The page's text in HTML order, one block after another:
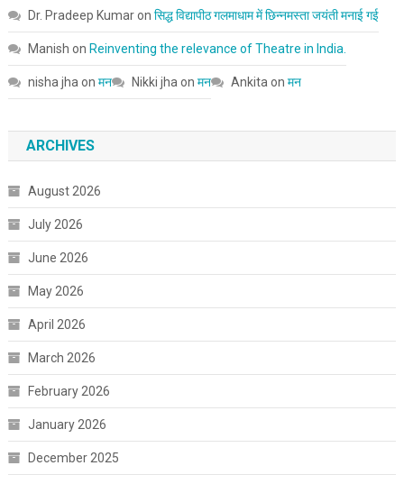
Dr. Pradeep Kumaron सिद्ध विद्यापीठ गलमाधाम में छिन्नमस्ता जयंती मनाई गई
Manish on Reinventing the relevance of Theatre in India.
nisha jha on मन Nikki jha on मन Ankita on मन
ARCHIVES
August 2026
July 2026
June 2026
May 2026
April 2026
March 2026
February 2026
January 2026
December 2025